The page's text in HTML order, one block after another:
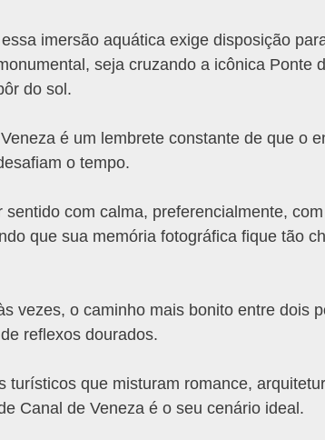
imersão aquática exige disposição
seja cruzando a icônica Ponte
do sol.
é um lembrete constante de que o
o tempo.
sentido com calma, preferencialmente,
que sua memória fotográfica fique tão
vezes, o caminho mais bonito entre dois
reflexos dourados.
turísticos que misturam romance,
Canal de Veneza é o seu cenário ideal.